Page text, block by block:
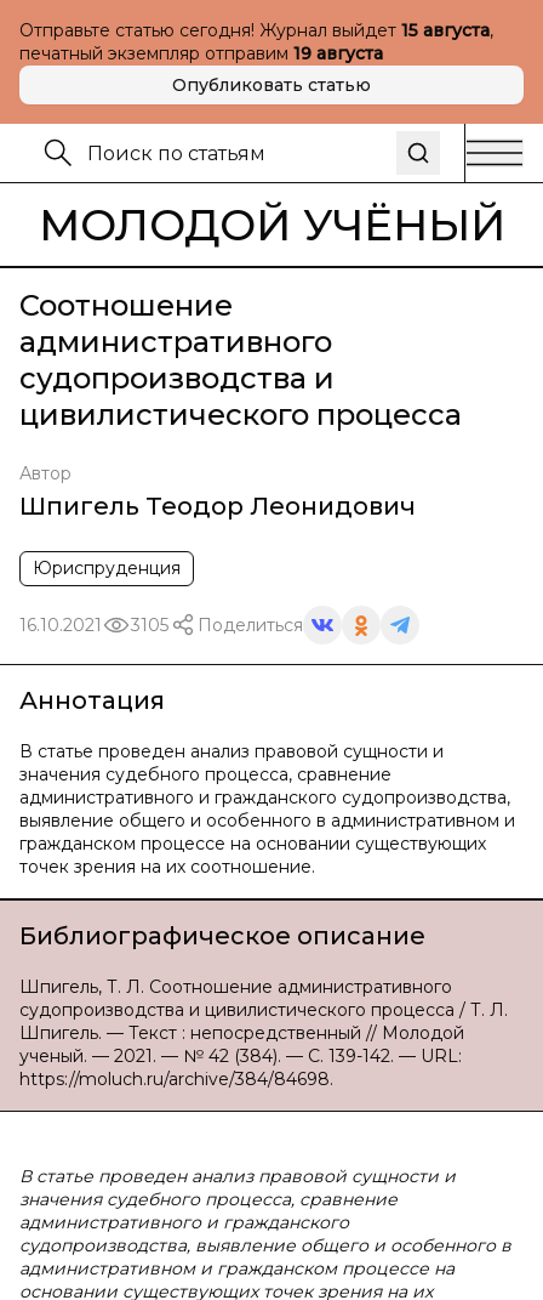
Отправьте статью сегодня! Журнал выйдет 15 августа,
печатный экземпляр отправим 19 августа
Опубликовать статью
МОЛОДОЙ УЧЁНЫЙ
Соотношение
административного
судопроизводства и
цивилистического процесса
Автор
Шпигель Теодор Леонидович
Юриспруденция
16.10.2021 3105 Поделиться
Аннотация
В статье проведен анализ правовой сущности и
значения судебного процесса, сравнение
административного и гражданского судопроизводства,
выявление общего и особенного в административном и
гражданском процессе на основании существующих
точек зрения на их соотношение.
Библиографическое описание
Шпигель, Т. Л. Соотношение административного
судопроизводства и цивилистического процесса / Т. Л.
Шпигель. — Текст : непосредственный // Молодой
ученый. — 2021. — № 42 (384). — С. 139-142. — URL:
https://moluch.ru/archive/384/84698.
В статье проведен анализ правовой сущности и
значения судебного процесса, сравнение
административного и гражданского
судопроизводства, выявление общего и особенного в
административном и гражданском процессе на
основании существующих точек зрения на их